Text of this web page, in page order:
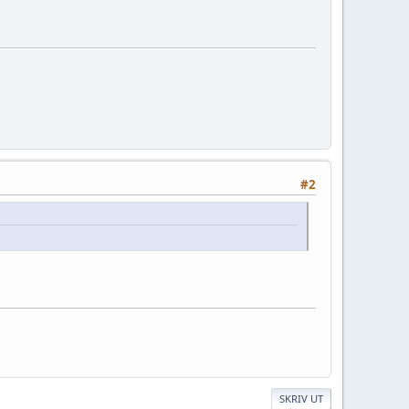
#2
SKRIV UT